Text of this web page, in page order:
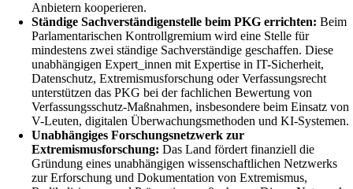
Anbietern kooperieren.
Ständige Sachverständigenstelle beim PKG errichten: Beim
Parlamentarischen Kontrollgremium wird eine Stelle für
mindestens zwei ständige Sachverständige geschaffen. Diese
unabhängigen Expert_innen mit Expertise in IT-Sicherheit,
Datenschutz, Extremismusforschung oder Verfassungsrecht
unterstützen das PKG bei der fachlichen Bewertung von
Verfassungsschutz-Maßnahmen, insbesondere beim Einsatz von
V-Leuten, digitalen Überwachungsmethoden und KI-Systemen.
Unabhängiges Forschungsnetzwerk zur
Extremismusforschung: Das Land fördert finanziell die
Gründung eines unabhängigen wissenschaftlichen Netzwerks
zur Erforschung und Dokumentation von Extremismus,